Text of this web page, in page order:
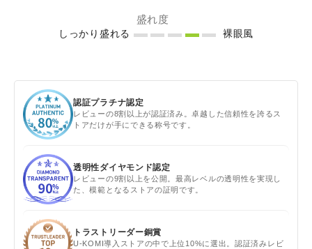
盛れ度
しっかり盛れる 裸眼風
認証プラチナ認定
レビューの8割以上が認証済み。卓越した信頼性を誇るス
トアだけが手にできる称号です。
透明性ダイヤモンド認定
レビューの9割以上を公開。最高レベルの透明性を実現し
た、模範となるストアの証明です。
トラストリーダー銅賞
U-KOMI導入ストアの中で上位10%に選出。認証済みレビ